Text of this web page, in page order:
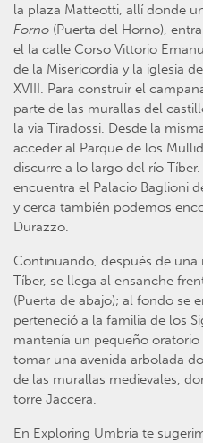
la plaza Matteotti, allí donde
Forno (Puerta del Horno),
el la calle Corso Vittorio
de la Misericordia y la iglesia
XVIII. Para construir el
parte de las murallas del
la via Tiradossi. Desde la
acceder al Parque de los
discurre a lo largo del río
encuentra el Palacio Baglioni
y cerca también podemos
Durazzo.
Continuando, después de una
Tíber, se llega al ensanche
(Puerta de abajo); al fondo se
perteneció a la familia de los
mantenía un pequeño oratorio
tomar una avenida arbolada
de las murallas medievales,
torre Jaccera.
En Exploring Umbria te